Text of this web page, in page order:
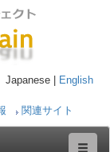
Japanese | English
関連サイト